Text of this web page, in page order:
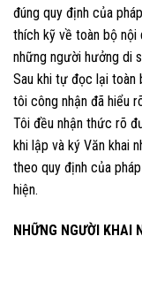
đúng quy định của
thích kỹ về toàn bộ nội
những người hưởng di
Sau khi tự đọc lại toàn
tôi công nhận đã hiểu
Tôi đều nhận thức rõ
khi lập và ký Văn khai
theo quy định của
hiện.
NHỮNG NGƯỜI KHAI